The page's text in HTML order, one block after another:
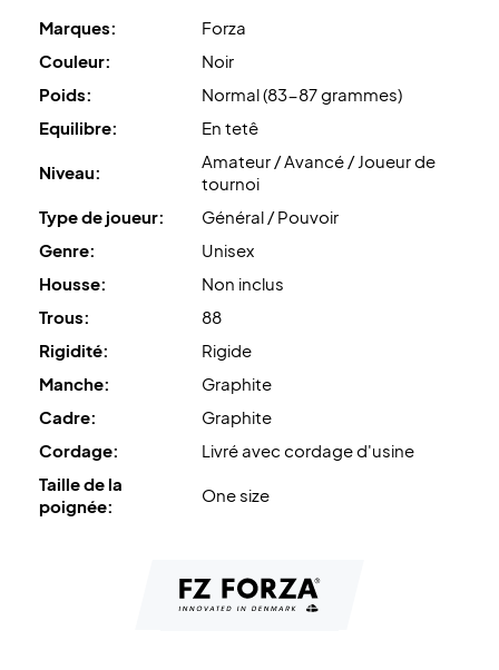
badminton. Ce graphite offre une excellente stabilité et
force tout en gardant la raquette légère. Cela améliore la
Débloquez votre plein potentiel avec la Forza HT Power
36 Pro S
Livrée sans housse.
Marques:
Forza
Couleur:
Noir
Poids:
Normal (83-87 grammes)
Equilibre:
En tetê
Niveau:
Amateur / Avancé / Joueur de
tournoi
Type de joueur:
Général / Pouvoir
Genre:
Unisex
Housse:
Non inclus
Trous:
88
Rigidité:
Rigide
Manche:
Graphite
Cadre:
Graphite
Cordage:
Livré avec cordage d'usine
Taille de la
poignée:
One size